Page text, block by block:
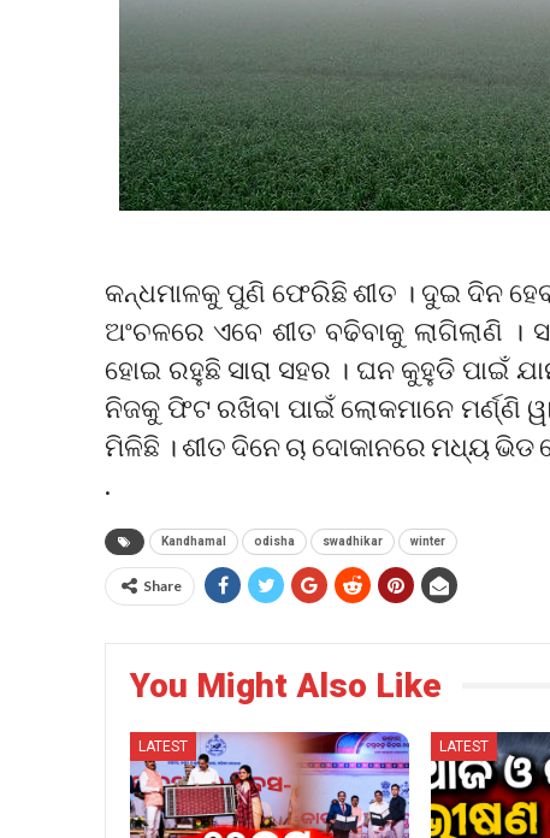
କନ୍ଧମାଳକୁ ପୁଣି ଫେରିଛି ଶୀତ । ଦୁଇ ଦିନ
ଅଂଚଳରେ ଏବେ ଶୀତ ବଢିବାକୁ ଲାଗିଲାଣି
ହୋଇ ରହୁଛି ସାରା ସହର । ଘନ କୁହୁଡି ପାଇଁ
ନିଜକୁ ଫିଟ ରଖିବା ପାଇଁ ଲୋକମାନେ ମର୍ଣ୍ଣି
ମିଳିଛି । ଶୀତ ଦିନେ ଚା ଦୋକାନରେ ମଧ୍ୟ ଭିଡ
.
Kandhamal odisha swadhikar winter
Share
You Might Also Like
LATEST LATEST